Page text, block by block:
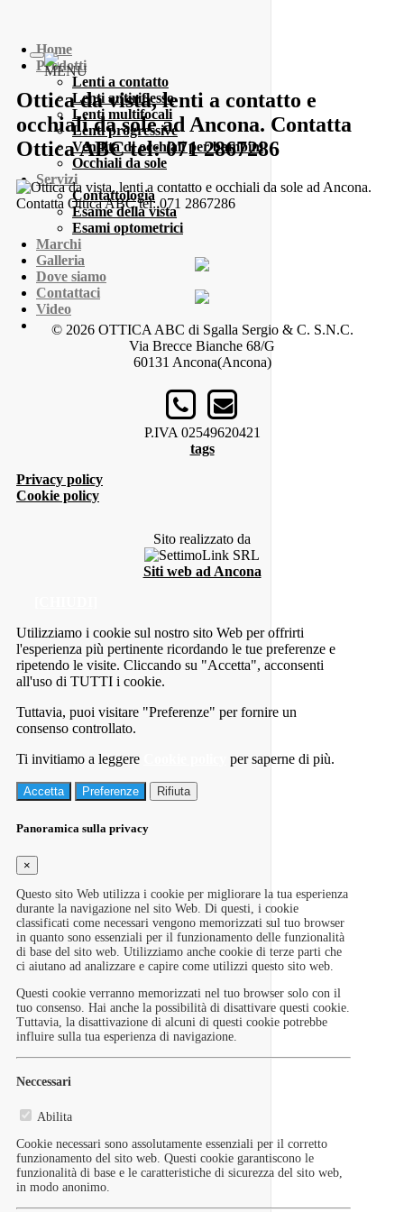
Home
Prodotti
Lenti a contatto
Lenti antiriflesso
Lenti multifocali
Lenti progressive
Vendita di occhiali per bambini
Occhiali da sole
Servizi
Contattologia
Esame della vista
Esami optometrici
Marchi
Galleria
Dove siamo
Contattaci
Video
MENU
Ottica da vista, lenti a contatto e
occhiali da sole ad Ancona. Contatta
Ottica ABC tel: 071 2867286
© 2026 OTTICA ABC di Sgalla Sergio & C. S.N.C.
Via Brecce Bianche 68/G
60131 Ancona(Ancona)
P.IVA 02549620421
tags
Privacy policy
Cookie policy
Sito realizzato da
Siti web ad Ancona
Utilizziamo i cookie sul nostro sito Web per offrirti
l'esperienza più pertinente ricordando le tue preferenze e
ripetendo le visite. Cliccando su "Accetta", acconsenti
all'uso di TUTTI i cookie.
Tuttavia, puoi visitare "Preferenze" per fornire un
consenso controllato.
Ti invitiamo a leggere
per saperne di più.
Accetta Preferenze Rifiuta
Panoramica sulla privacy
×
Questo sito Web utilizza i cookie per migliorare la tua esperienza
durante la navigazione nel sito Web. Di questi, i cookie
classificati come necessari vengono memorizzati sul tuo browser
in quanto sono essenziali per il funzionamento delle funzionalità
di base del sito web. Utilizziamo anche cookie di terze parti che
ci aiutano ad analizzare e capire come utilizzi questo sito web.
Questi cookie verranno memorizzati nel tuo browser solo con il
tuo consenso. Hai anche la possibilità di disattivare questi cookie.
Tuttavia, la disattivazione di alcuni di questi cookie potrebbe
influire sulla tua esperienza di navigazione.
Neccessari
Abilita
Cookie necessari sono assolutamente essenziali per il corretto
funzionamento del sito web. Questi cookie garantiscono le
funzionalità di base e le caratteristiche di sicurezza del sito web,
in modo anonimo.